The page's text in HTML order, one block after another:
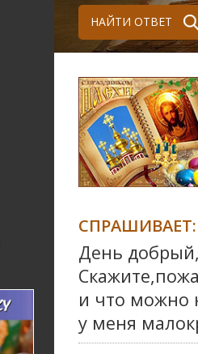
НАЙТИ ОТВЕТ
СПРАШИВАЕТ:
День
и что можно
у меня